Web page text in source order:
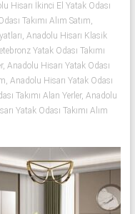
Hisarı İkinci El Yatak Odası
Takımı Alım Satım,
, Anadolu Hisarı Klasik
Yatak Odası Takımı
, Anadolu Hisarı Yatak Odası
, Anadolu Hisarı Yatak Odası
Takımı Alan Yerler, Anadolu
Yatak Odası Takımı Alım